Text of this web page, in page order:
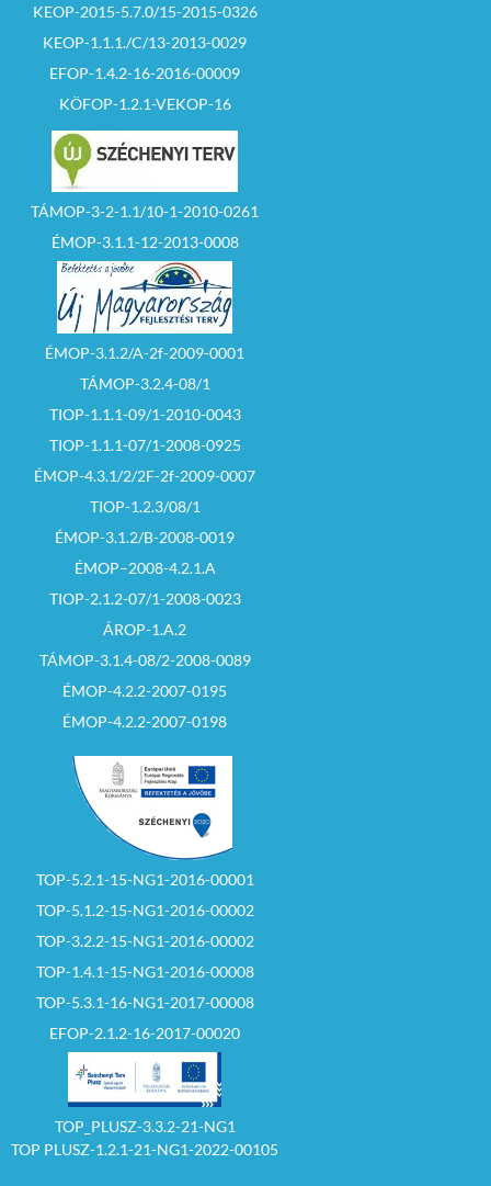
KEOP-2015-5.7.0/15-2015-0326
KEOP-1.1.1./C/13-2013-0029
EFOP-1.4.2-16-2016-00009
KÖFOP-1.2.1-VEKOP-16
TÁMOP-3-2-1.1/10-1-2010-0261
ÉMOP-3.1.1-12-2013-0008
ÉMOP-3.1.2/A-2f-2009-0001
TÁMOP-3.2.4-08/1
TIOP-1.1.1-09/1-2010-0043
TIOP-1.1.1-07/1-2008-0925
ÉMOP-4.3.1/2/2F-2f-2009-0007
TIOP-1.2.3/08/1
ÉMOP-3.1.2/B-2008-0019
ÉMOP–2008-4.2.1.A
TIOP-2.1.2-07/1-2008-0023
ÁROP-1.A.2
TÁMOP-3.1.4-08/2-2008-0089
ÉMOP-4.2.2-2007-0195
ÉMOP-4.2.2-2007-0198
TOP-5.2.1-15-NG1-2016-00001
TOP-5.1.2-15-NG1-2016-00002
TOP-3.2.2-15-NG1-2016-00002
TOP-1.4.1-15-NG1-2016-00008
TOP-5.3.1-16-NG1-2017-00008
EFOP-2.1.2-16-2017-00020
TOP_PLUSZ-3.3.2-21-NG1
TOP PLUSZ-1.2.1-21-NG1-2022-00105